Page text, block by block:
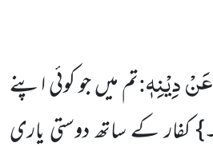
دِیْنِهٖ:تم میں جو کوئی اپنے
کے ساتھ دوستی یاری